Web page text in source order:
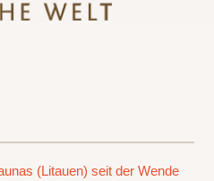
(Litauen) seit der Wende